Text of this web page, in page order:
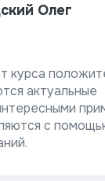
Олег
курса
актуальные
с